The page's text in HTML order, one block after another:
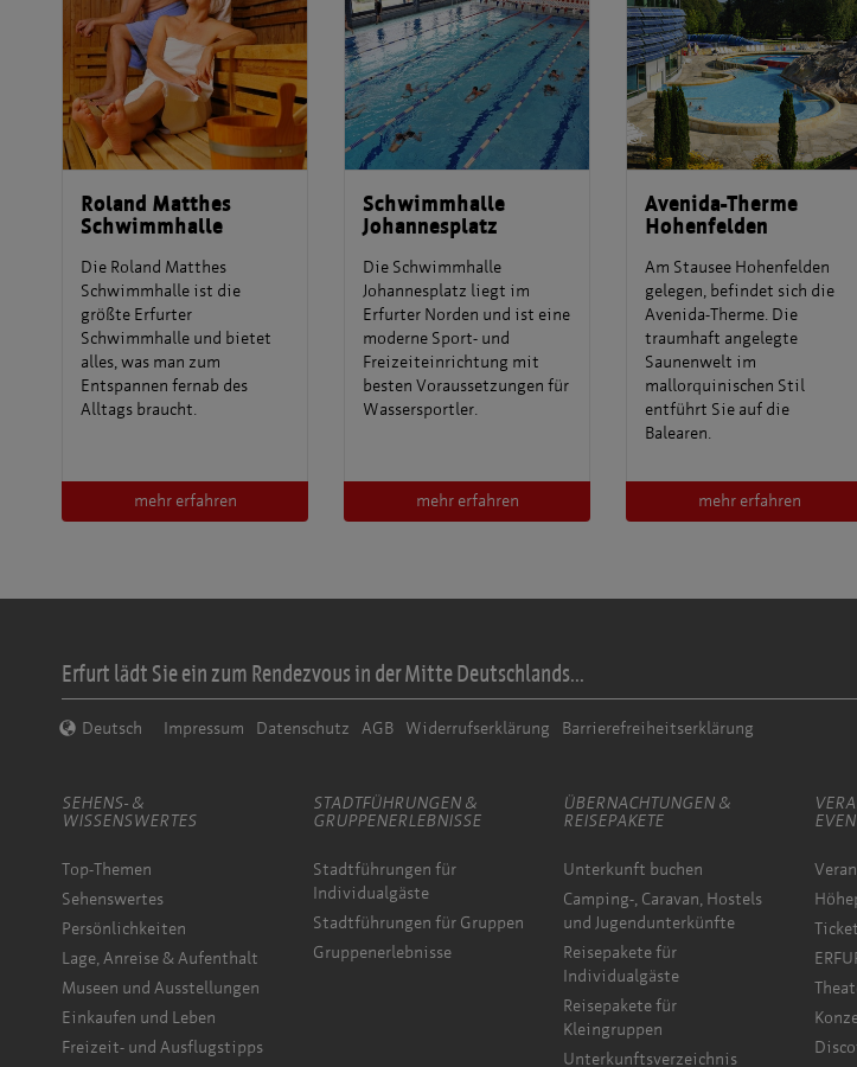
Roland Matthes
Schwimmhalle
Die Roland Matthes
Schwimmhalle ist die
größte Erfurter
Schwimmhalle und bietet
alles, was man zum
Entspannen fernab des
Alltags braucht.
mehr erfahren
Schwimmhalle
Johannesplatz
Die Schwimmhalle
Johannesplatz liegt im
Erfurter Norden und ist eine
moderne Sport- und
Freizeiteinrichtung mit
besten Voraussetzungen für
Wassersportler.
mehr erfahren
Avenida-Therme
Hohenfelden
Am Stausee Hohenfelden
gelegen, befindet sich die
Avenida-Therme. Die
traumhaft angelegte
Saunenwelt im
mallorquinischen Stil
entführt Sie auf die
Balearen.
mehr erfahren
Erfurt lädt Sie ein zum Rendezvous in der Mitte Deutschlands...
Deutsch Impressum Datenschutz AGB Widerrufserklärung Barrierefreiheitserklärung
SEHENS- &
WISSENSWERTES
Top-Themen
Sehenswertes
Persönlichkeiten
Lage, Anreise & Aufenthalt
Museen und Ausstellungen
Einkaufen und Leben
Freizeit- und Ausflugstipps
STADTFÜHRUNGEN &
GRUPPENERLEBNISSE
Stadtführungen für
Individualgäste
Stadtführungen für Gruppen
Gruppenerlebnisse
ÜBERNACHTUNGEN &
REISEPAKETE
Unterkunft buchen
Camping-, Caravan, Hostels
und Jugendunterkünfte
Reisepakete für
Individualgäste
Reisepakete für
Kleingruppen
Unterkunftsverzeichnis